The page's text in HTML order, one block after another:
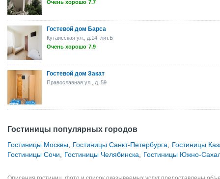
Очень хорошо 7.7
Гостевой дом Барса
Кутаисская ул., д.14, лит.Б
Очень хорошо 7.9
Гостевой дом Закат
Православная ул., д. 59
Гостиницы популярных городов
Гостиницы Москвы Гостиницы Санкт-Петербурга
Гостиницы
Гостиницы Сочи
Гостиницы Челябинска Гостиницы Южно-